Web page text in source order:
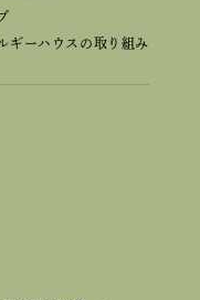
ギーハウスの取り組み